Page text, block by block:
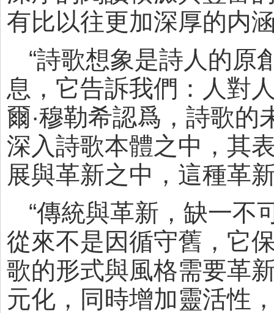
有比以往更加深厚的内
“詩歌想象是詩人的原
息，它告訴我們：人對
爾·穆勒希認爲，詩歌
深入詩歌本體之中，其
展與革新之中，這種革
“傳統與革新，缺一不
從來不是因循守舊，它
歌的形式與風格需要革
元化，同時增加靈活性